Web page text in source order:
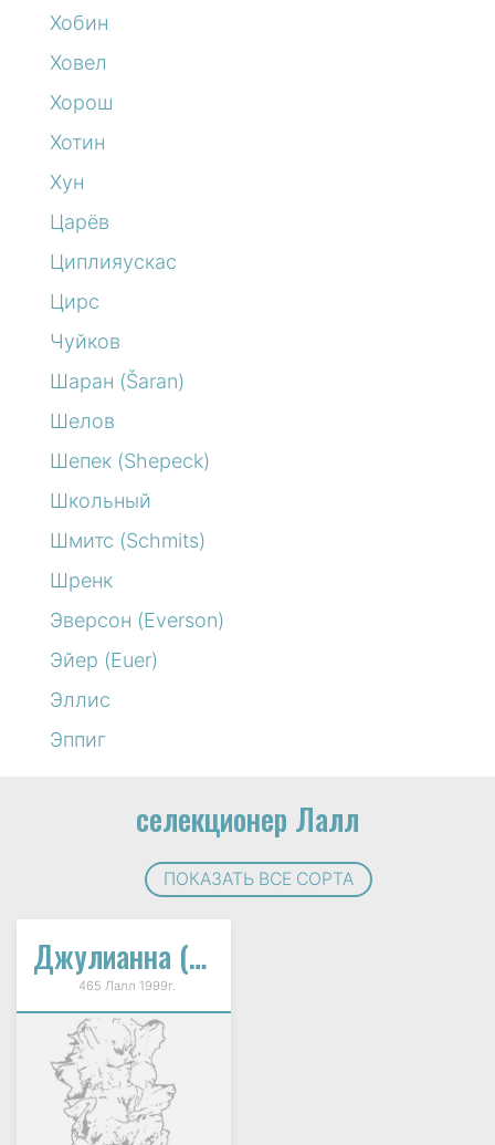
Хобин
Ховел
Хорош
Хотин
Хун
Царёв
Циплияускас
Цирс
Чуйков
Шаран (Šaran)
Шелов
Шепек (Shepeck)
Школьный
Шмитс (Schmits)
Шренк
Эверсон (Everson)
Эйер (Euer)
Эллис
Эппиг
селекционер Лалл
ПОКАЗАТЬ ВСЕ СОРТА
Джулианна (Julianna)
465 Лалл 1999г.